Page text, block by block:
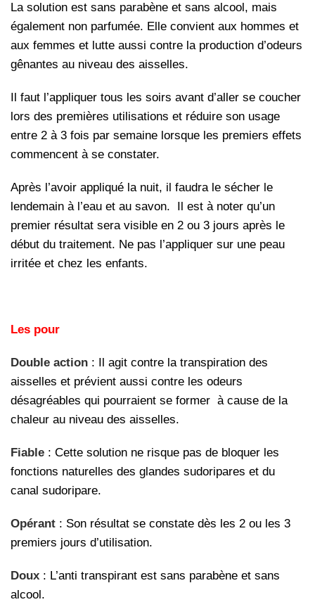
La solution est sans parabène et sans alcool, mais
également non parfumée. Elle convient aux hommes et
aux femmes et lutte aussi contre la production d’odeurs
gênantes au niveau des aisselles.
Il faut l’appliquer tous les soirs avant d’aller se coucher
lors des premières utilisations et réduire son usage
entre 2 à 3 fois par semaine lorsque les premiers effets
commencent à se constater.
Après l’avoir appliqué la nuit, il faudra le sécher le
lendemain à l’eau et au savon. Il est à noter qu’un
premier résultat sera visible en 2 ou 3 jours après le
début du traitement. Ne pas l’appliquer sur une peau
irritée et chez les enfants.
Les pour
Double action : Il agit contre la transpiration des
aisselles et prévient aussi contre les odeurs
désagréables qui pourraient se former à cause de la
chaleur au niveau des aisselles.
Fiable : Cette solution ne risque pas de bloquer les
fonctions naturelles des glandes sudoripares et du
canal sudoripare.
Opérant : Son résultat se constate dès les 2 ou les 3
premiers jours d’utilisation.
Doux : L’anti transpirant est sans parabène et sans
alcool.